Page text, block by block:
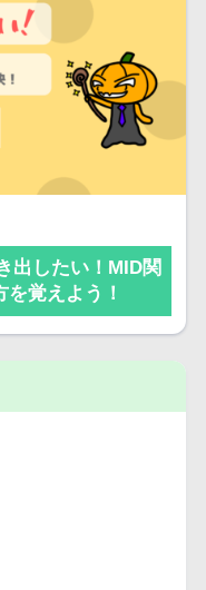
出したい！MID関
覚えよう！